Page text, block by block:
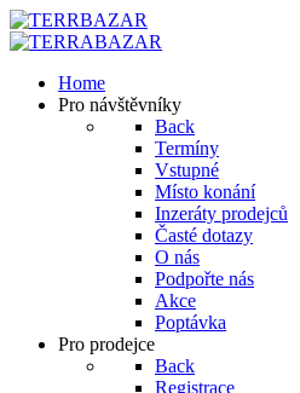
Home
Pro návštěvníky
Back
Termíny
Vstupné
Místo konání
Inzeráty prodejců
Časté dotazy
O nás
Podpořte nás
Akce
Poptávka
Pro prodejce
Back
Registrace